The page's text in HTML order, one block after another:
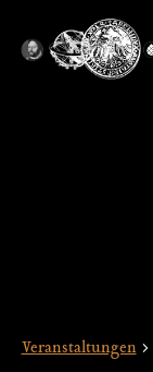
Veranstaltungen